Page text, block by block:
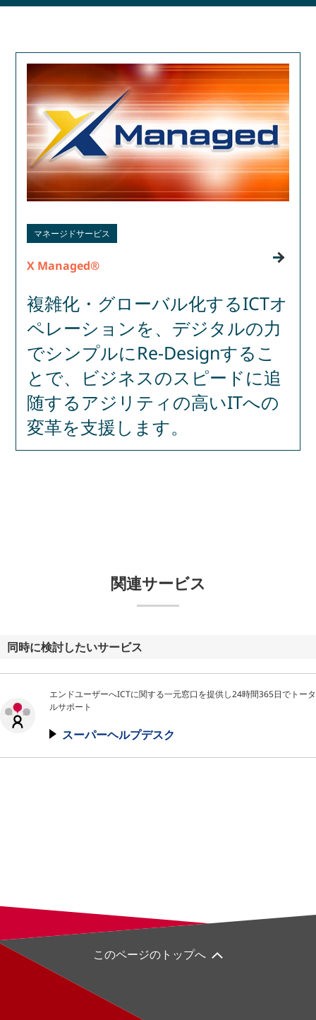
マネージドサービス
X Managed®
複雑化・グローバル化するICTオ
ペレーションを、デジタルの力
でシンプルにRe-Designするこ
とで、ビジネスのスピードに追
随するアジリティの高いITへの
変革を支援します。
関連サービス
同時に検討したいサービス
エンドユーザーへICTに関する一元窓口を提供し24時間365日でトータ
ルサポート
スーパーヘルプデスク
このページのトップへ